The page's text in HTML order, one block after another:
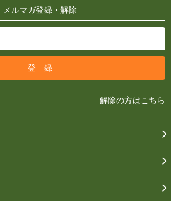
メルマガ登録・解除
解除の方はこちら